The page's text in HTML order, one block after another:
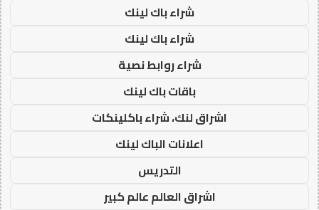
شراء باك لينك
شراء باك لينك
شراء روابط نصية
باقات باك لينك
اشراق لنك، شراء باكلينكات
اعلانات الباك لينك
التدريس
اشراق العالم عالم كبير